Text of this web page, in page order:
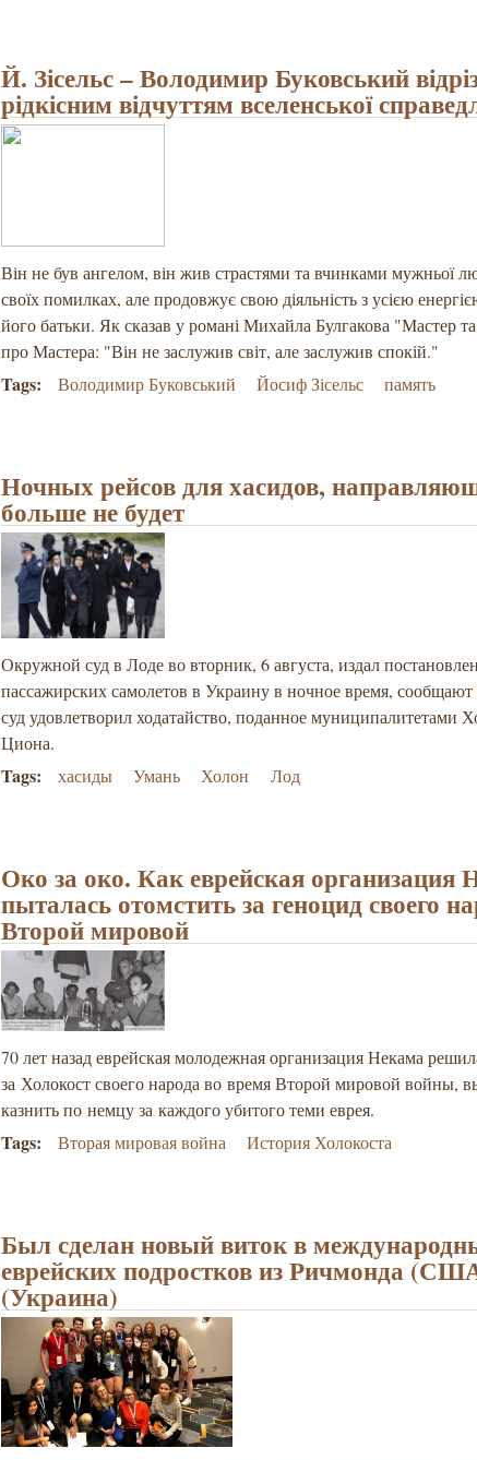
Й. Зісельс – Володимир Буковський
рідкісним відчуттям вселенської
Він не був ангелом, він жив страстями та вчинками мужньої
своїх помилках, але продовжує свою діяльність з усією
його батьки. Як сказав у романі Михайла Булгакова "Мастер
про Мастера: "Він не заслужив світ, але заслужив спокій."
Tags: Володимир Буковський Йосиф Зісельс память
Ночных рейсов для хасидов,
больше не будет
Окружной суд в Лоде во вторник, 6 августа, издал
пассажирских самолетов в Украину в ночное время,
суд удовлетворил ходатайство, поданное муниципалитетами
Циона.
Tags: хасиды Умань Холон Лод
Око за око. Как еврейская организация
пыталась отомстить за геноцид своего
Второй мировой
70 лет назад еврейская молодежная организация Некама
за Холокост своего народа во время Второй мировой войны,
казнить по немцу за каждого убитого теми еврея.
Tags: Вторая мировая война История Холокоста
Был сделан новый виток в
еврейских подростков из Ричмонда
(Украина)